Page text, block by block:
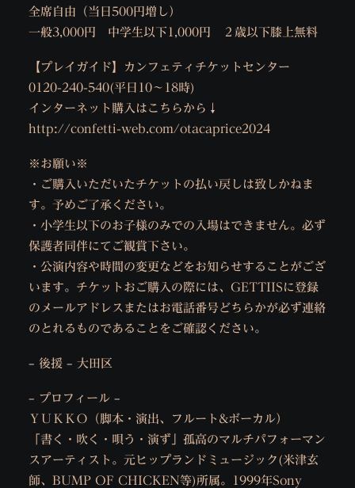
全席自由（当日500円増し）
一般3,000円 中学生以下1,000円 ２歳以下膝上無料
【プレイガイド】カンフェティチケットセンター
0120-240-540(平日10〜18時)
インターネット購入はこちらから↓
http://confetti-web.com/otacaprice2024
※お願い※
・ご購入いただいたチケットの払い戻しは致しかねま
す。予めご了承ください。
・小学生以下のお子様のみでの入場はできません。必ず
保護者同伴にてご観賞下さい。
・公演内容や時間の変更などをお知らせすることがござ
います。チケットおご購入の際には、GETTIISに登録
のメールアドレスまたはお電話番号どちらかが必ず連絡
のとれるものであることをご確認ください。
– 後援 – 大田区
– プロフィール –
ＹＵＫＫＯ（脚本・演出、フルート&ボーカル）
「書く・吹く・唄う・演ず」孤高のマルチパフォーマン
スアーティスト。元ヒップランドミュージック(米津玄
師、BUMP OF CHICKEN等)所属。1999年Sony